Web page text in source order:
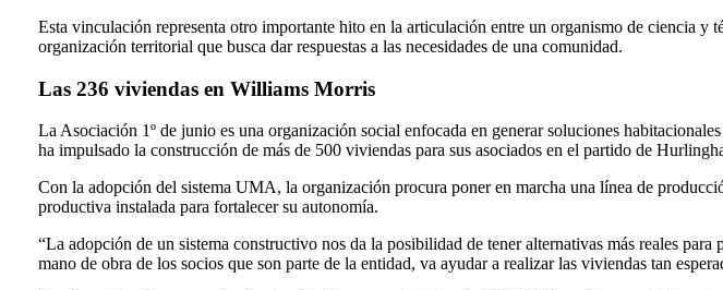
Esta vinculación representa otro importante hito en la articulación entre un organismo de ciencia
organización territorial que busca dar respuestas a las necesidades de una comunidad.
Las 236 viviendas en Williams Morris
La Asociación 1º de junio es una organización social enfocada en generar soluciones
ha impulsado la construcción de más de 500 viviendas para sus asociados en el partido de
Con la adopción del sistema UMA, la organización procura poner en marcha una línea de
productiva instalada para fortalecer su autonomía.
“La adopción de un sistema constructivo nos da la posibilidad de tener alternativas más reales
mano de obra de los socios que son parte de la entidad, va ayudar a realizar las viviendas tan